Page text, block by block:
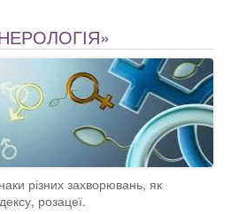
різних захворювань, як
розацеї.